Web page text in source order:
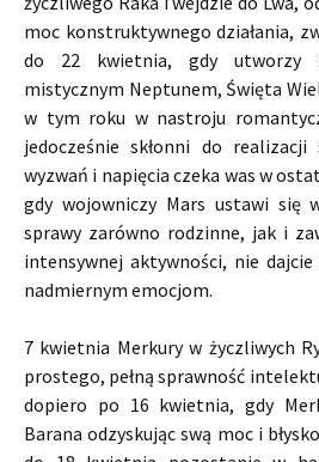
moc konstruktywnego działania,
do 22 kwietnia, gdy utworzy
mistycznym Neptunem, Święta
w tym roku w nastroju
jedocześnie skłonni do
wyzwań i napięcia czeka was w
gdy wojowniczy Mars ustawi się
sprawy zarówno rodzinne, jak i
intensywnej aktywności, nie
nadmiernym emocjom.
7 kwietnia Merkury w życzliwych
prostego, pełną sprawność
dopiero po 16 kwietnia, gdy
Barana odzyskując swą moc i